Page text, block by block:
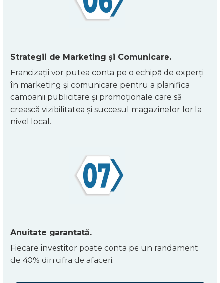
Strategii de Marketing și Comunicare.
Francizații vor putea conta pe o echipă de experți
în marketing și comunicare pentru a planifica
campanii publicitare și promoționale care să
crească vizibilitatea și succesul magazinelor lor la
nivel local.
Anuitate garantată.
Fiecare investitor poate conta pe un randament
de 40% din cifra de afaceri.